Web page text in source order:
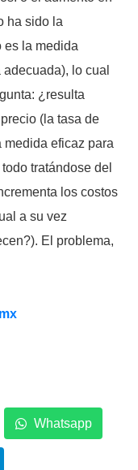
ha sido la
es la medida
lo cual
¿resulta
(la tasa de
medida eficaz para
tratándose del
los costos
a su vez
El problema,
Whatsapp